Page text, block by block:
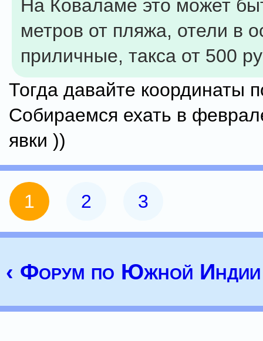
На Коваламе это может
метров от пляжа, отели в
приличные, такса от 500
Тогда давайте координаты
Собираемся ехать в
явки ))
1 2 3
‹ Форум по Южной